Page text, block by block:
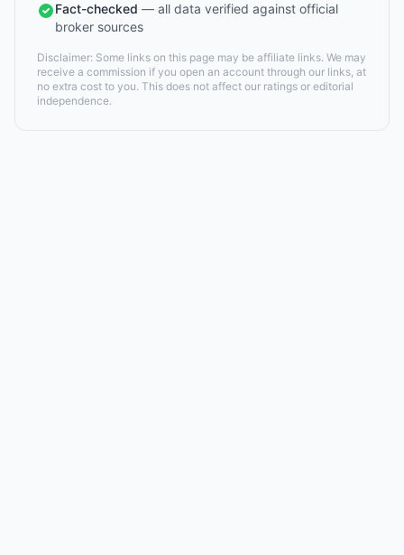
Fact-checked — all data verified against official
broker sources
Disclaimer: Some links on this page may be affiliate links. We may
receive a commission if you open an account through our links, at
no extra cost to you. This does not affect our ratings or editorial
independence.